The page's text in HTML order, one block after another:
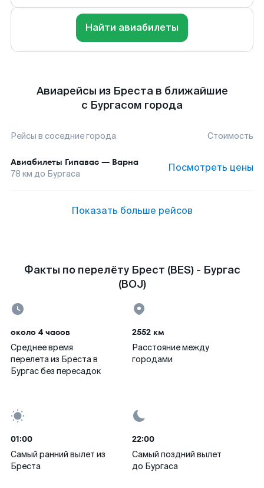
Найти авиабилеты
Авиарейсы из Бреста в ближайшие
с Бургасом города
Рейсы в соседние города Стоимость
Авиабилеты Гипавас — Варна
78 км до Бургаса Посмотреть цены
Показать больше рейсов
Факты по перелёту Брест (BES) - Бургас
(BOJ)
около 4 часов
Среднее время
перелета из Бреста в
Бургас без пересадок
2552 км
Расстояние между
городами
01:00
Самый ранний вылет из
Бреста
22:00
Самый поздний вылет
до Бургаса